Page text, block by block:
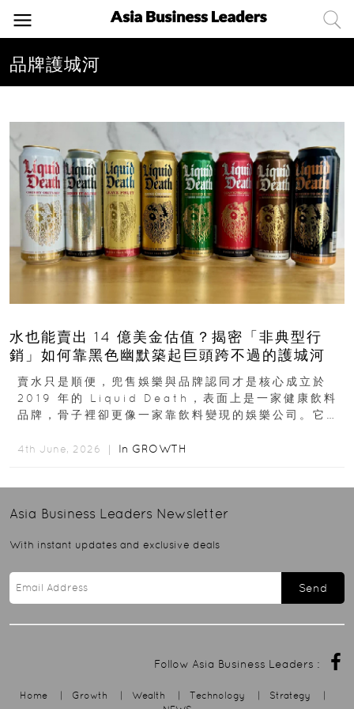
品牌護城河
水也能賣出 14 億美金估值？揭密「非典型行
銷」如何靠黑色幽默築起巨頭跨不過的護城河
賣水只是順便，兜售娛樂與品牌認同才是核心成立於
2019 年的 Liquid Death，表面上是一家健康飲料
品牌，骨子裡卻更像一家靠飲料變現的娛樂公司。它最
4th June, 2026 ｜ In GROWTH
Asia Business Leaders Newsletter
With instant updates and exclusive deals
Send
Follow Asia Business Leaders :
Home | Growth | Wealth | Technology | Strategy
|